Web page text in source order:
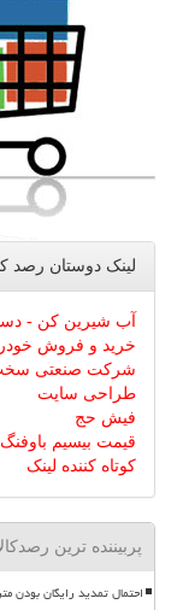
لینک دوستان رصد
آب شیرین کن -
خرید و فروش
شرکت صنعتی
طراحی سایت
فیش حج
قیمت بیسیم باوفنگ
کوتاه کننده لینک
پربیننده ترین
احتمال تمدید رایگان بودن